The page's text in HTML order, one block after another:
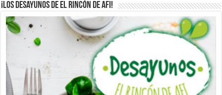
¡Los desayunos de El Rincón de Afi!